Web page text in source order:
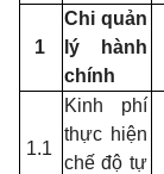
1
Chi quản
lý hành
chính
1.1
Kinh phí
thực hiện
chế độ tự